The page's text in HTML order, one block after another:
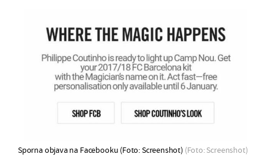
Sporna objava na Facebooku (Foto: Screenshot) (Foto: Screenshot)